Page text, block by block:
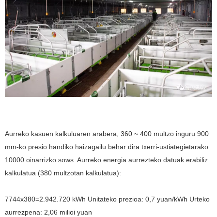
Aurreko kasuen kalkuluaren arabera, 360 ~ 400 multzo inguru 900
mm-ko presio handiko haizagailu behar dira txerri-ustiategietarako
10000 oinarrizko sows. Aurreko energia aurrezteko datuak erabiliz
kalkulatua (380 multzotan kalkulatua):
7744x380=2.942.720 kWh Unitateko prezioa: 0,7 yuan/kWh Urteko
aurrezpena: 2,06 milioi yuan